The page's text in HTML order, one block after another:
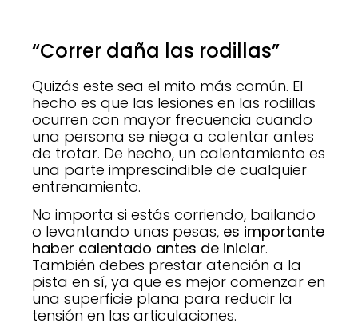
“Correr daña las rodillas”
Quizás este sea el mito más común. El
hecho es que las lesiones en las rodillas
ocurren con mayor frecuencia cuando
una persona se niega a calentar antes
de trotar. De hecho, un calentamiento es
una parte imprescindible de cualquier
entrenamiento.
No importa si estás corriendo, bailando
o levantando unas pesas, es importante
haber calentado antes de iniciar.
También debes prestar atención a la
pista en sí, ya que es mejor comenzar en
una superficie plana para reducir la
tensión en las articulaciones.